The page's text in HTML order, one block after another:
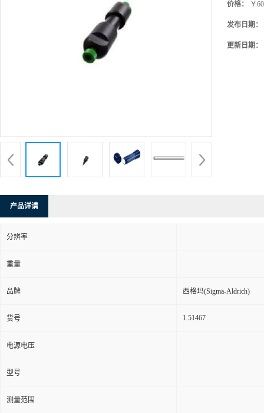
价格： ￥
发布日期：
更新日期：
产品详请
分辨率
重量
品牌 西格玛(Sigma-Aldrich)
货号 1.51467
电源电压
型号
测量范围